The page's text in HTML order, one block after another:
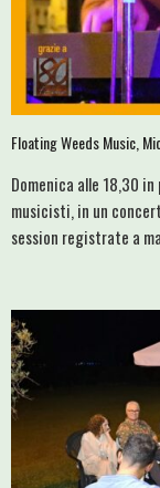
Floating Weeds Music,
Domenica alle 18,30
musicisti, in un
session registrate a